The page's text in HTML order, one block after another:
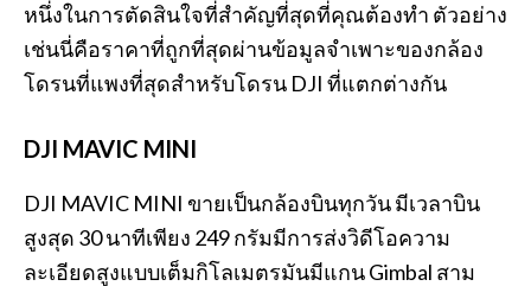
หนึ่งในการตัดสินใจที่สำคัญที่สุดที่คุณต้องทำ ตัวอย่าง
เช่นนี่คือราคาที่ถูกที่สุดผ่านข้อมูลจำเพาะของกล้อง
โดรนที่แพงที่สุดสำหรับโดรน DJI ที่แตกต่างกัน
DJI MAVIC MINI
DJI MAVIC MINI ขายเป็นกล้องบินทุกวัน มีเวลาบิน
สูงสุด 30 นาทีเพียง 249 กรัมมีการส่งวิดีโอความ
ละเอียดสูงแบบเต็มกิโลเมตรมันมีแกน Gimbal สาม